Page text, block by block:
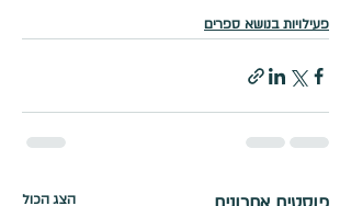
פעילויות בנושא ספרים
הצג הכול